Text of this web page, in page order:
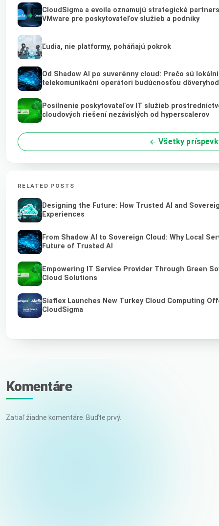
CloudSigma a evoila oznamujú strategické
VMware pre poskytovateľov služieb a podniky
Ľudia, nie platformy, poháňajú pokrok
Od Shadow AI po suverénny cloud: Prečo sú
telekomunikační operátori budúcnosťou
Posilnenie poskytovateľov IT služieb
cloudových riešení nezávislých od hyperscalerov
Všetky
RELATED POSTS
Designing the Future: How Trusted AI and
Experiences
From Shadow AI to Sovereign Cloud: Why Local
Future of Trusted AI
Empowering IT Service Provider Through Green
Cloud Solutions
Siaflex Launches New Turkey Cloud Computing
CloudSigma
Komentáre
Zatiaľ žiadne komentáre. Buďte prvý.